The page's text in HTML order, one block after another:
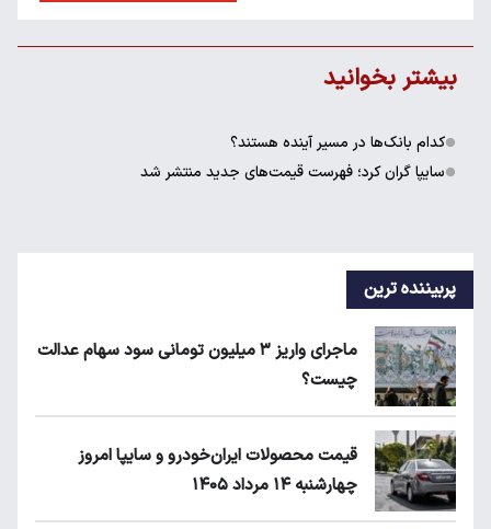
بیشتر بخوانید
کدام بانک‌ها در مسیر آینده هستند؟
سایپا گران کرد؛ فهرست قیمت‌های جدید منتشر شد
پربیننده ترین
ماجرای واریز ۳ میلیون تومانی سود سهام عدالت
چیست؟
قیمت محصولات ایران‌خودرو و سایپا امروز
چهارشنبه ۱۴ مرداد ۱۴۰۵